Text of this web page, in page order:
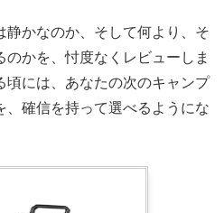
静かなのか、そして何より、そ
かを、忖度なくレビューしま
頃には、あなたの次のキャンプ
、確信を持って選べるようにな